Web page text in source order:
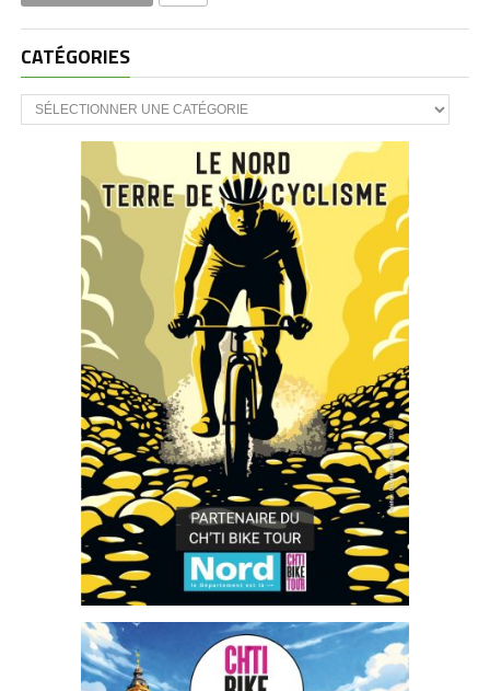
CATÉGORIES
CATÉGORIES